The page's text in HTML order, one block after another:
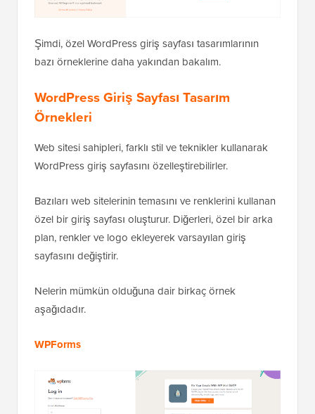
Şimdi, özel WordPress giriş sayfası tasarımlarının
bazı örneklerine daha yakından bakalım.
WordPress Giriş Sayfası Tasarım
Örnekleri
Web sitesi sahipleri, farklı stil ve teknikler kullanarak
WordPress giriş sayfasını özelleştirebilirler.
Bazıları web sitelerinin temasını ve renklerini kullanan
özel bir giriş sayfası oluşturur. Diğerleri, özel bir arka
plan, renkler ve logo ekleyerek varsayılan giriş
sayfasını değiştirir.
Nelerin mümkün olduğuna dair birkaç örnek
aşağıdadır.
WPForms